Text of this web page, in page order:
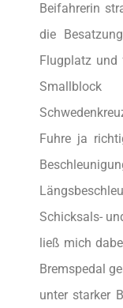
Beifahrerin
die
Flugplatz
Fuhre ja
Schicksals-
ließ mich
Bremspedal
unter starker